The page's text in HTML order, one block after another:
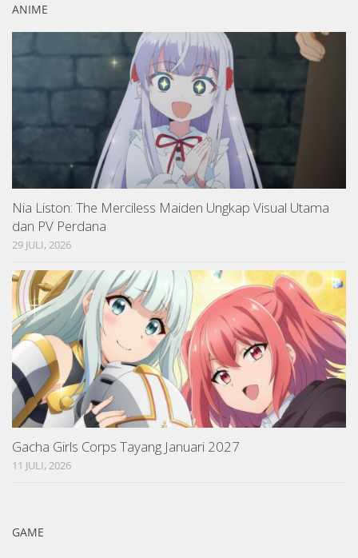
ANIME
Nia Liston: The Merciless Maiden Ungkap Visual Utama
dan PV Perdana
29 JULI, 2026
Gacha Girls Corps Tayang Januari 2027
11 JULI, 2026
GAME